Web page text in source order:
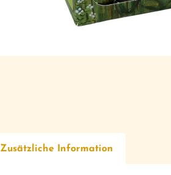
Zusätzliche Information